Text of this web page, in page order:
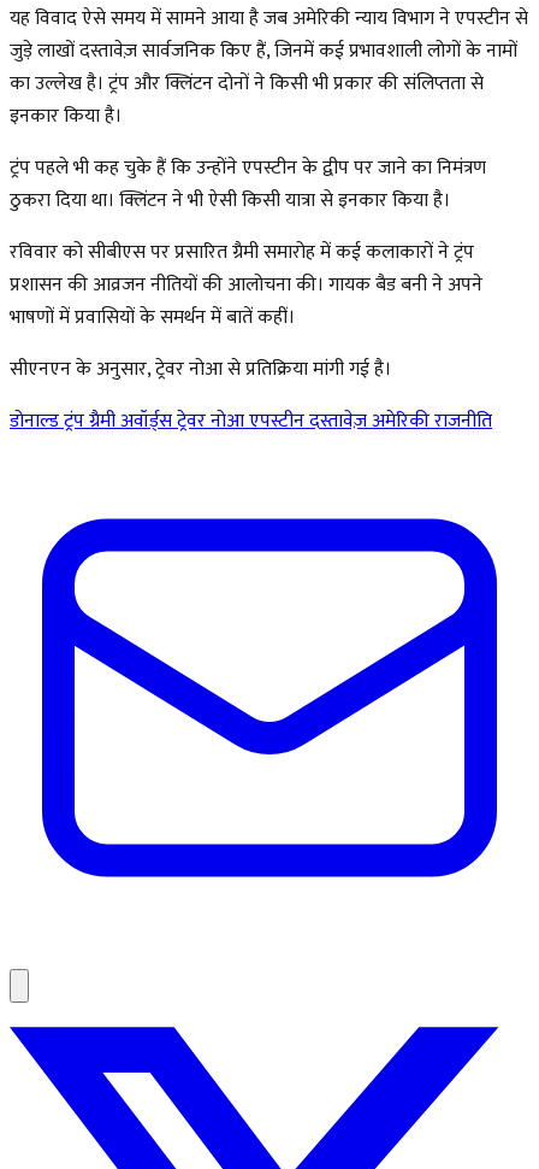
यह विवाद ऐसे समय में सामने आया है जब अमेरिकी न्याय विभाग ने एपस्टीन से
जुड़े लाखों दस्तावेज़ सार्वजनिक किए हैं, जिनमें कई प्रभावशाली लोगों के नामों
का उल्लेख है। ट्रंप और क्लिंटन दोनों ने किसी भी प्रकार की संलिप्तता से
इनकार किया है।
ट्रंप पहले भी कह चुके हैं कि उन्होंने एपस्टीन के द्वीप पर जाने का निमंत्रण
ठुकरा दिया था। क्लिंटन ने भी ऐसी किसी यात्रा से इनकार किया है।
रविवार को सीबीएस पर प्रसारित ग्रैमी समारोह में कई कलाकारों ने ट्रंप
प्रशासन की आव्रजन नीतियों की आलोचना की। गायक बैड बनी ने अपने
भाषणों में प्रवासियों के समर्थन में बातें कहीं।
सीएनएन के अनुसार, ट्रेवर नोआ से प्रतिक्रिया मांगी गई है।
डोनाल्ड ट्रंपग्रैमी अवॉर्ड्सट्रेवर नोआएपस्टीन दस्तावेज़अमेरिकी राजनीति